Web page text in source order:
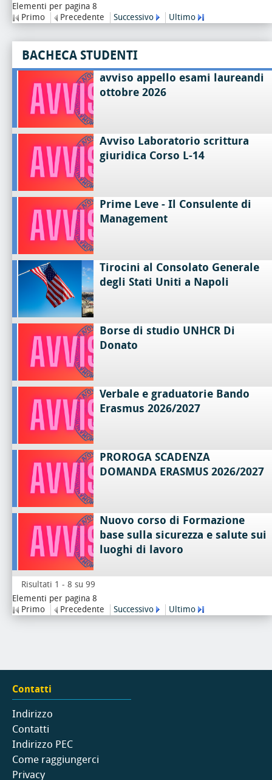
Elementi per pagina 8
Primo
Precedente Successivo Ultimo
BACHECA STUDENTI
avviso appello esami laureandi
ottobre 2026
Avviso Laboratorio scrittura
giuridica Corso L-14
Prime Leve - Il Consulente di
Management
Tirocini al Consolato Generale
degli Stati Uniti a Napoli
Borse di studio UNHCR Di
Donato
Verbale e graduatorie Bando
Erasmus 2026/2027
PROROGA SCADENZA
DOMANDA ERASMUS 2026/2027
Nuovo corso di Formazione
base sulla sicurezza e salute sui
luoghi di lavoro
Risultati 1 - 8 su 99
Elementi per pagina 8
Primo
Precedente Successivo Ultimo
Contatti
Indirizzo
Contatti
Indirizzo PEC
Come raggiungerci
Privacy